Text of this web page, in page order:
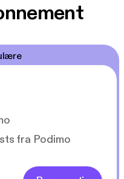
fra Podimo